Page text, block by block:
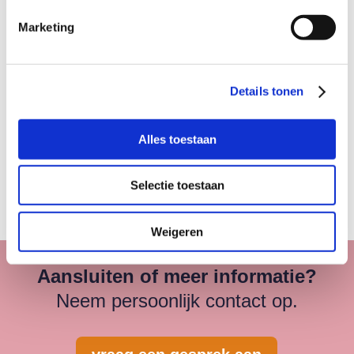
Marketing
Details tonen
Alles toestaan
Selectie toestaan
Weigeren
voor jouw organisatie kan betekenen? Meld
je aan voor een van onze
←Vorig bericht Volgend bericht→
Aansluiten of meer informatie?
Neem persoonlijk contact op.